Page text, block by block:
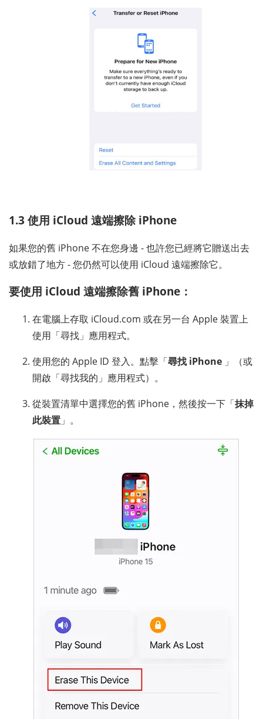
1.3 使用 iCloud 遠端擦除 iPhone
如果您的舊 iPhone 不在您身邊 - 也許您已經將它贈送出去
或放錯了地方 - 您仍然可以使用 iCloud 遠端擦除它。
要使用 iCloud 遠端擦除舊 iPhone：
在電腦上存取 iCloud.com 或在另一台 Apple 裝置上
使用「尋找」應用程式。
使用您的 Apple ID 登入。點擊「尋找 iPhone 」（或
開啟「尋找我的」應用程式）。
從裝置清單中選擇您的舊 iPhone，然後按一下「抹掉
此裝置 」。